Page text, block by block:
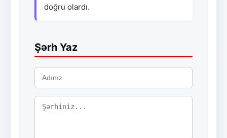
doğru olardı.
Şərh Yaz